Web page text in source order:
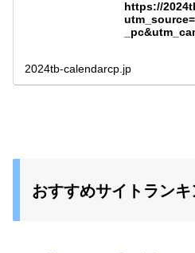
https://
2024tb-calendarcp.jp
おすすめサイトランキ